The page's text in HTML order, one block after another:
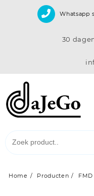
Whatsapp
30
Home Producten